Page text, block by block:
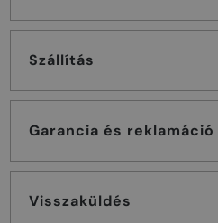
Szállítás
Garancia és reklamáció
Visszaküldés